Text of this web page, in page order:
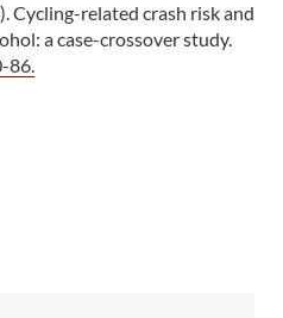
Cycling-related crash risk and
a case-crossover study.
86.